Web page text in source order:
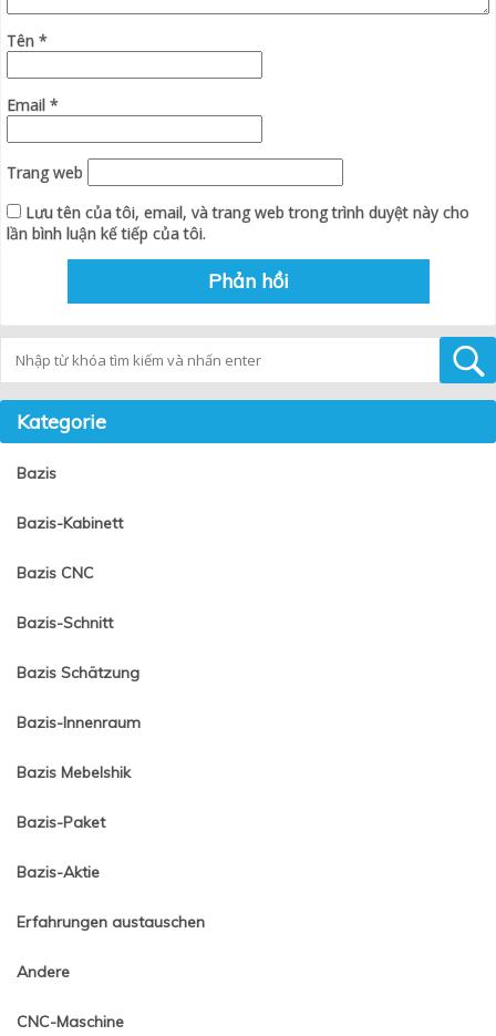
Tên *
Email *
Trang web
Lưu tên của tôi, email, và trang web trong trình duyệt này cho
lần bình luận kế tiếp của tôi.
Kategorie
Bazis
Bazis-Kabinett
Bazis CNC
Bazis-Schnitt
Bazis Schätzung
Bazis-Innenraum
Bazis Mebelshik
Bazis-Paket
Bazis-Aktie
Erfahrungen austauschen
Andere
CNC-Maschine